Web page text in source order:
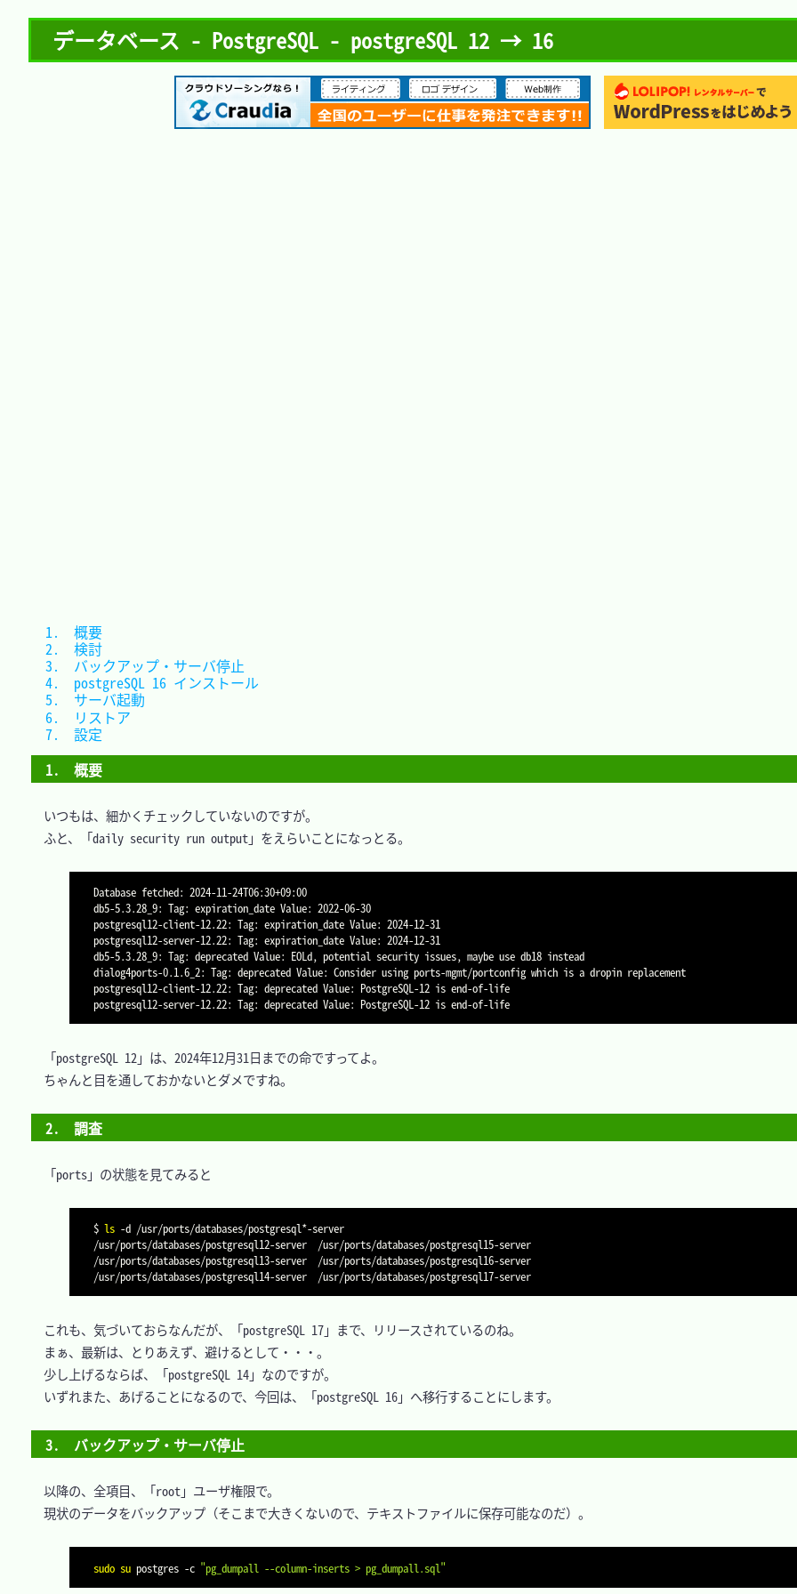
データベース - PostgreSQL - postgreSQL 12 → 16
1.　概要
いつもは、細かくチェックしていないのですが。
ふと、「daily security run output」をえらいことになっとる。
Database fetched: 2024-11-24T06:30+09:00
db5-5.3.28_9: Tag: expiration_date Value: 2022-06-30
postgresql12-client-12.22: Tag: expiration_date Value: 2024-12-31
postgresql12-server-12.22: Tag: expiration_date Value: 2024-12-31
db5-5.3.28_9: Tag: deprecated Value: EOLd, potential security issues, maybe use db18 instead
dialog4ports-0.1.6_2: Tag: deprecated Value: Consider using ports-mgmt/portconfig which is a dropin replacement
postgresql12-client-12.22: Tag: deprecated Value: PostgreSQL-12 is end-of-life
「postgreSQL 12」は、2024年12月31日までの命ですってよ。
ちゃんと目を通しておかないとダメですね。
2.　調査
「ports」の状態を見てみると
$ ls -d /usr/ports/databases/postgresql*-server
/usr/ports/databases/postgresql12-server  /usr/ports/databases/postgresql15-server
/usr/ports/databases/postgresql13-server  /usr/ports/databases/postgresql16-server
これも、気づいておらなんだが、「postgreSQL 17」まで、リリースされているのね。
まぁ、最新は、とりあえず、避けるとして・・・。
少し上げるならば、「postgreSQL 14」なのですが。
いずれまた、あげることになるので、今回は、「postgreSQL 16」へ移行することにします。
3.　バックアップ・サーバ停止
以降の、全項目、「root」ユーザ権限で。
現状のデータをバックアップ（そこまで大きくないので、テキストファイルに保存可能なのだ）。
sudo su postgres -c "pg_dumpall --column-inserts > pg_dumpall.sql"